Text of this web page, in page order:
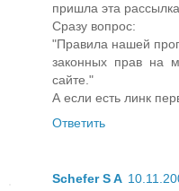
пришла эта
Сразу вопрос:
"Правила нашей
законных прав на
сайте."
А если есть линк
Ответить
Schefer S A